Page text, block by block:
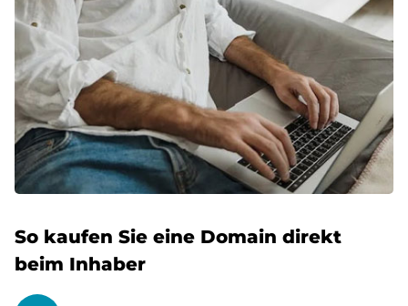
So kaufen Sie eine Domain direkt
beim Inhaber